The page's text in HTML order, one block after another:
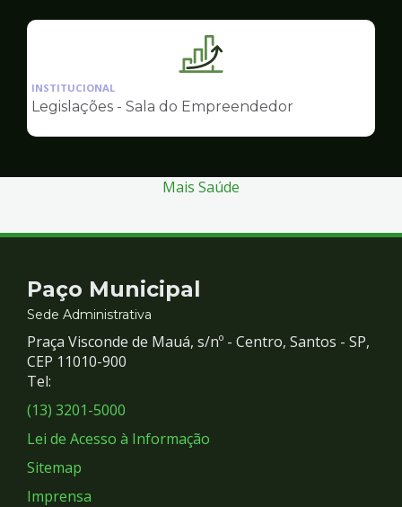
Ilustração
pagina
Sala
Empreendedor
INSTITUCIONAL
Legislações - Sala do Empreendedor
Mais Saúde
Contato
e
Redes
Sociais
Paço Municipal
Sede Administrativa
Praça Visconde de Mauá, s/nº - Centro, Santos - SP,
CEP 11010-900
Tel:
(13) 3201-5000
Lei de Acesso à Informação
Sitemap
Imprensa